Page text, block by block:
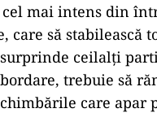
punct de
nu este necesar